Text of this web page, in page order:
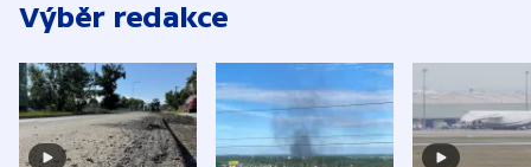
Výběr redakce